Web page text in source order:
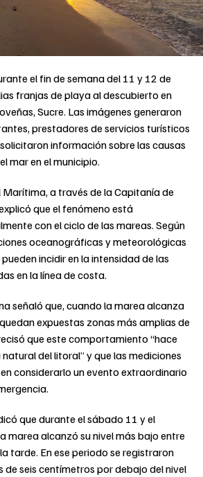
el fin de semana del 11 y 12 de
franjas de playa al descubierto en
Sucre. Las imágenes generaron
prestadores de servicios turísticos
información sobre las causas
mar en el municipio.
Marítima, a través de la Capitanía de
que el fenómeno está
con el ciclo de las mareas. Según
oceanográficas y meteorológicas
incidir en la intensidad de las
en la línea de costa.
señaló que, cuando la marea alcanza
expuestas zonas más amplias de
que este comportamiento “hace
del litoral” y que las mediciones
considerarlo un evento extraordinario
que durante el sábado 11 y el
marea alcanzó su nivel más bajo entre
tarde. En ese periodo se registraron
seis centímetros por debajo del nivel